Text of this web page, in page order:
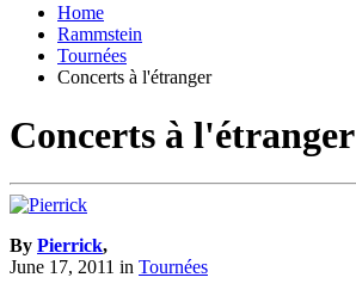
Home
Rammstein
Tournées
Concerts à l'étranger
Concerts à l'étranger
By Pierrick,
June 17, 2011 in Tournées